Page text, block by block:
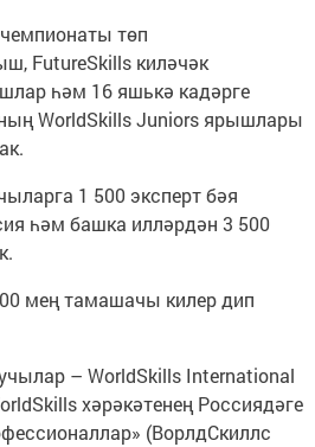
төп
FutureSkills киләчәк
һәм 16 яшькә кадәрге
WorldSkills Juniors ярышлары
1 500 эксперт бәя
һәм башка илләрдән 3 500
мең тамашачы килер дип
– WorldSkills International
хәрәкәтенең Россиядәге
(ВорлдСкиллс